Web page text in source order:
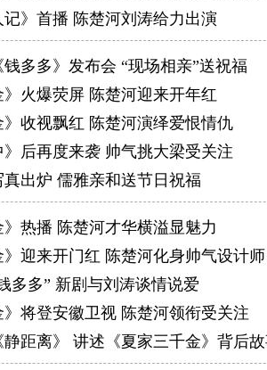
记》首播 陈楚河刘涛给力出演
钱多多》发布会 “现场相亲”送祝福
》火爆荧屏 陈楚河迎来开年红
》收视飘红 陈楚河演绎爱恨情仇
》后再度来袭 帅气挑大梁受关注
真出炉 儒雅亲和送节日祝福
》热播 陈楚河才华横溢显魅力
》迎来开门红 陈楚河化身帅气设计师
多多” 新剧与刘涛谈情说爱
》将登安徽卫视 陈楚河领衔受关注
静距离》 讲述《夏家三千金》背后